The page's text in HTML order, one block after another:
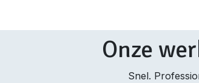
Onze
Snel.